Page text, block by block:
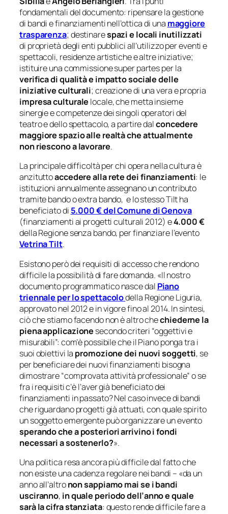
fondamentali del documento: ripensare la gestione
di bandi e finanziamenti nell’ottica di una maggiore
trasparenza; destinarespazi e locali inutilizzati
di proprietà degli enti pubblici all’utilizzo per eventi e
spettacoli, residenze artistiche e altre iniziative;
istituire una commissione super partes per la
verifica di qualità e impatto sociale delle
iniziative culturali; creazione di una vera e propria
impresa culturale locale, che metta insieme
sinergie e competenze dei singoli operatori del
teatro e dello spettacolo, a partire dalconcedere
maggiore spazio alle realtà che attualmente
non riescono a lavorare.
La principale difficoltà per chi opera nella cultura è
anzituttoaccedere alla rete dei finanziamenti: le
istituzioni annualmente assegnano un contributo
tramite bando o extra bando, e lo stesso Tilt ha
beneficiato di 5.000 € del Comune di Genova
(finanziamenti ai progetti culturali 2012) e4.000 €
della Regione senza bando, per finanziare l’evento
Vetrina Tilt.
Esistono però dei requisiti di accesso che rendono
difficile la possibilità di fare domanda. «Il nostro
documento programmatico nasce dal Piano
triennale per lo spettacolodella Regione Liguria,
approvato nel 2012 e in vigore fino al 2014. In sintesi,
ciò che stiamo facendo non è altro chechiederne la
pienaapplicazione secondo criteri “oggettivi e
misurabili”: com’è possibile che il Piano ponga tra i
suoi obiettivi la promozione dei nuovi soggetti, se
per beneficiare dei nuovi finanziamenti bisogna
dimostrare “comprovata attività professionale” o se
fra i requisiti c’è l’aver già beneficiato dei
finanziamenti in passato? Nel caso invece di bandi
che riguardano progetti già attuati, con quale spirito
un soggetto emergente può organizzare un evento
sperando che a posteriori arrivino i fondi
necessari a sostenerlo?».
Una politica resa ancora più difficile dal fatto che
non esiste una cadenza regolare nei bandi – «da un
anno all’altronon sappiamo mai se i bandi
usciranno, in quale periodo dell’anno e quale
sarà la cifra stanziata: questo rende difficile fare a